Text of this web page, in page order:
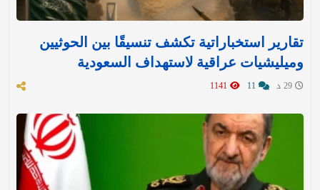
تقارير استخباراتية تكشف تنسيقًا بين الحوثيين
وميليشيات عراقية لاستهداف السعودية